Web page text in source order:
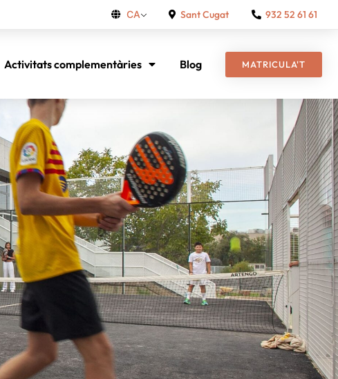
CA Sant Cugat 932 52 61 61
Activitats complementàries Blog MATRICULA'T